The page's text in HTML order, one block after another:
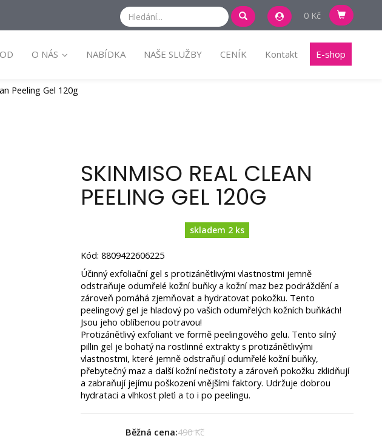
0 Kč
O NÁS NABÍDKA NAŠE SLUŽBY CENÍK Kontakt E-shop
Peeling Gel 120g
SKINMISO REAL CLEAN
PEELING GEL 120G
skladem 2 ks
Kód: 8809422606225
Účinný exfoliační gel s protizánětlivými vlastnostmi jemně
odstraňuje odumřelé kožní buňky a kožní maz bez podráždění a
zároveň pomáhá zjemňovat a hydratovat pokožku. Tento
peelingový gel je hladový po vašich odumřelých kožních buňkách!
Jsou jeho oblíbenou potravou!
Protizánětlivý exfoliant ve formě peelingového gelu. Tento silný
pillin gel je bohatý na rostlinné extrakty s protizánětlivými
vlastnostmi, které jemně odstraňují odumřelé kožní buňky,
přebytečný maz a další kožní nečistoty a zároveň pokožku zklidňují
a zabraňují jejímu poškození vnějšími faktory. Udržuje dobrou
hydrataci a vlhkost pleťi a to i po peelingu.
Běžná cena:490 Kč